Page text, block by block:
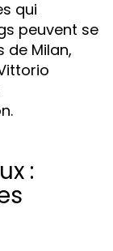
qui
peuvent se
de Milan,
: